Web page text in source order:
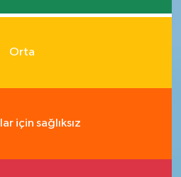
Orta
için sağlıksız